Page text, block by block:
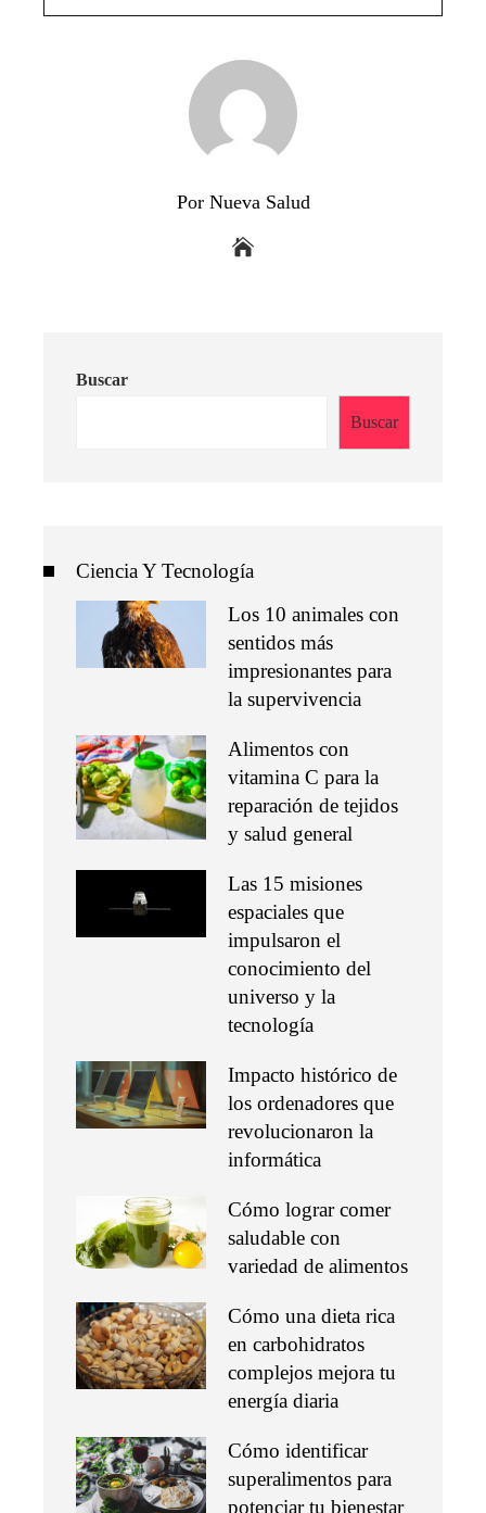
Por Nueva Salud
Buscar
Buscar
Ciencia Y Tecnología
Los 10 animales con
sentidos más
impresionantes para
la supervivencia
Alimentos con
vitamina C para la
reparación de tejidos
y salud general
Las 15 misiones
espaciales que
impulsaron el
conocimiento del
universo y la
tecnología
Impacto histórico de
los ordenadores que
revolucionaron la
informática
Cómo lograr comer
saludable con
variedad de alimentos
Cómo una dieta rica
en carbohidratos
complejos mejora tu
energía diaria
Cómo identificar
superalimentos para
potenciar tu bienestar